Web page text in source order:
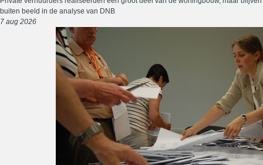
buiten beeld in de analyse van DNB
7 aug 2026